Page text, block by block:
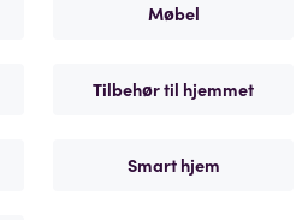
Møbel
Tilbehør til hjemmet
Smart hjem